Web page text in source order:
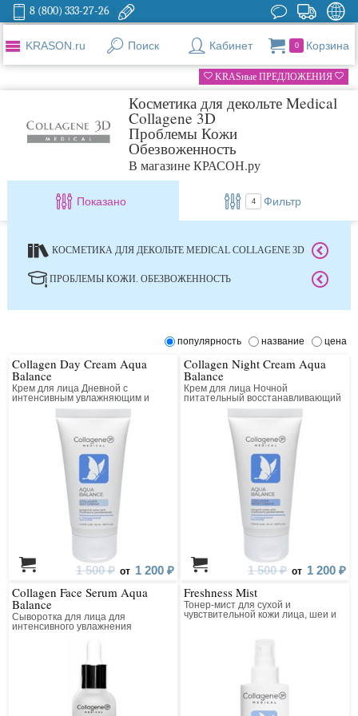
8 (800) 333-27-26
KRASON.ru Поиск Кабинет 0 Корзина
KRASные ПРЕДЛОЖЕНИЯ
Косметика для декольте Medical
Collagene 3D
Проблемы Кожи
Обезвоженность
В магазине КРАСОН.ру
Показано 4 Фильтр
КОСМЕТИКА ДЛЯ ДЕКОЛЬТЕ MEDICAL COLLAGENE 3D
ПРОБЛЕМЫ КОЖИ. ОБЕЗВОЖЕННОСТЬ
популярность название цена
Collagen Day Cream Aqua
Balance
Крем для лица Дневной с
интенсивным увлажняющим и
лифтинг действием
1 500 ₽ от 1 200 ₽
Collagen Night Cream Aqua
Balance
Крем для лица Ночной
питательный восстанавливающий
1 500 ₽ от 1 200 ₽
Collagen Face Serum Aqua
Balance
Сыворотка для лица для
интенсивного увлажнения
Freshness Mist
Тонер-мист для сухой и
чувствительной кожи лица, шеи и